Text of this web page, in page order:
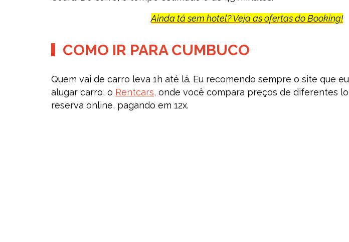
Ainda tá sem hotel? Veja as ofertas do Booking!
COMO IR PARA CUMBUCO
Quem vai de carro leva 1h até lá. Eu recomendo sempre o site que
alugar carro, o Rentcars, onde você compara preços de diferentes
reserva online, pagando em 12x.